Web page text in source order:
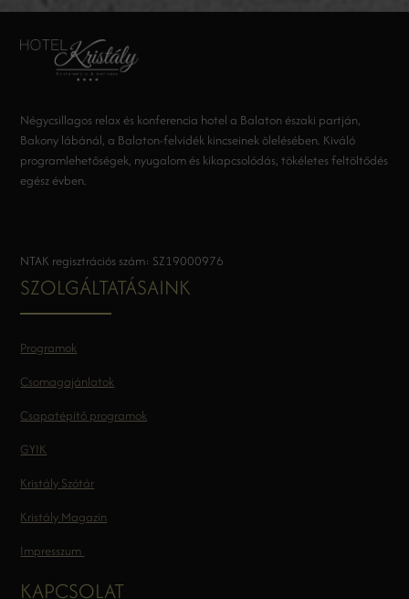
Négycsillagos relax és konferencia hotel a Balaton északi partján,
Bakony lábánál, a Balaton-felvidék kincseinek ölelésében. Kiváló
programlehetőségek, nyugalom és kikapcsolódás, tökéletes feltöltődés
egész évben.
NTAK regisztrációs szám: SZ19000976
SZOLGÁLTATÁSAINK
Programok
Csomagajánlatok
Csapatépítő programok
GYIK
Kristály Szótár
Kristály Magazin
Impresszum
KAPCSOLAT